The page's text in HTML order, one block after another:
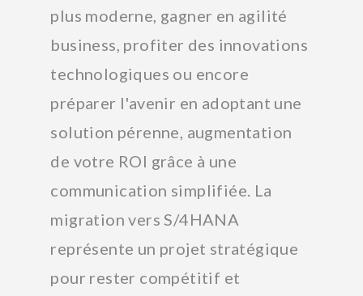
plus moderne, gagner en agilité
business, profiter des innovations
technologiques ou encore
préparer l'avenir en adoptant une
solution pérenne, augmentation
de votre ROI grâce à une
communication simplifiée. La
migration vers S/4HANA
représente un projet stratégique
pour rester compétitif et